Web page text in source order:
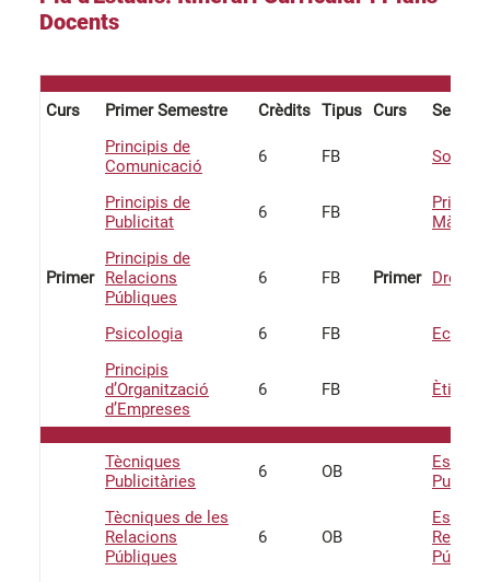
Docents
Curs Primer Semestre Crèdits Tipus Curs Segon
Primer
Principis de
Comunicació
6 FB
Primer
Principis de
Publicitat
6 FB
Principis de
Relacions
Públiques
6 FB Dret
Psicologia 6 FB
Principis
d’Organització
d’Empreses
6 FB Ètica
Tècniques
Publicitàries
6 OB
Tècniques de les
Relacions
Públiques
6 OB